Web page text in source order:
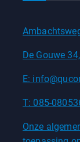
De Gouwe
E:
T: 085-
Onze